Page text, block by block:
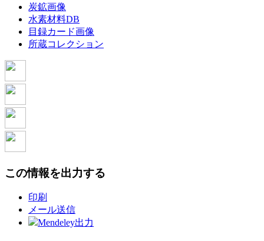
炭鉱画像
水素材料DB
目録カード画像
所蔵コレクション
この情報を出力する
印刷
メール送信
Mendeley出力